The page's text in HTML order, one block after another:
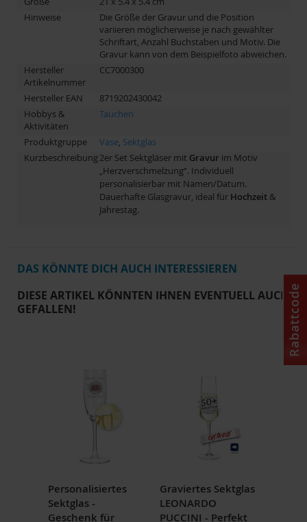
Hinweise
Die Größe der Gravur und die Position
variieren möglicherweise je nach gewählter
Schriftart, Anzahl Buchstaben und Motiv. Die
Gravur kann von dem Beispielfoto abweichen.
Hersteller
Artikelnummer
CC7000300
Hersteller EAN
8719202430042
Hobbys &
Aktivitäten
Tauchen
Produktgruppe Vase, Sektglas
Kurzbeschreibung2er Set Sektgläser mit Gravur im Motiv
„Herzverschmelzung“. Individuell
personalisierbar mit Namen/Datum.
Dauerhafte Glasgravur, ideal für Hochzeit &
Jahrestag.
DAS KÖNNTE DICH AUCH INTERESSIEREN
DIESE ARTIKEL KÖNNTEN IHNEN EVENTUELL AUCH
GEFALLEN!
Personalisiertes
Sektglas -
Geschenk für
Graviertes Sektglas
LEONARDO
PUCCINI - Perfekt
Rabattcode